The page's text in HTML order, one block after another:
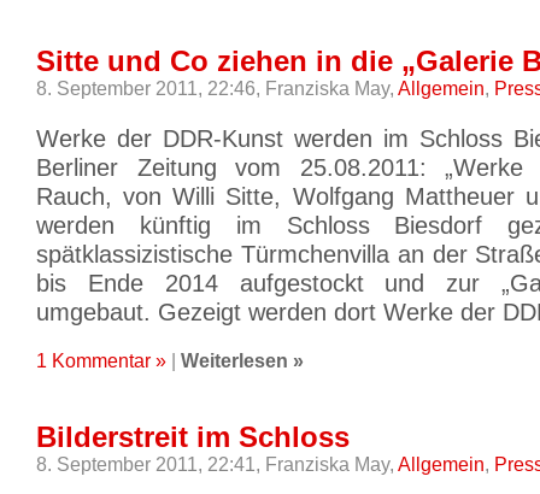
Sitte und Co ziehen in die „Galerie
8. September 2011, 22:46, Franziska May, Allgemein,
Werke der DDR-Kunst werden im Schloss
Berliner Zeitung vom 25.08.2011:
Rauch, von Willi Sitte, Wolfgang Mattheuer
werden künftig im Schloss Biesdorf
spätklassizistische Türmchenvilla an der
bis Ende 2014 aufgestockt und zur
umgebaut. Gezeigt werden dort Werke der
1 Kommentar » Weiterlesen »
Bilderstreit im Schloss
8. September 2011, 22:41, Franziska May, Allgemein,